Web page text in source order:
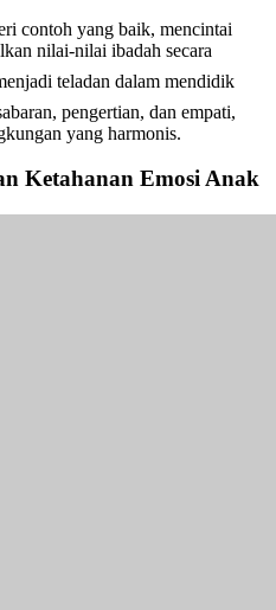
contoh yang baik, mencintai
nilai-nilai ibadah secara
pengertian, dan empati,
yang harmonis.
Ketahanan Emosi Anak